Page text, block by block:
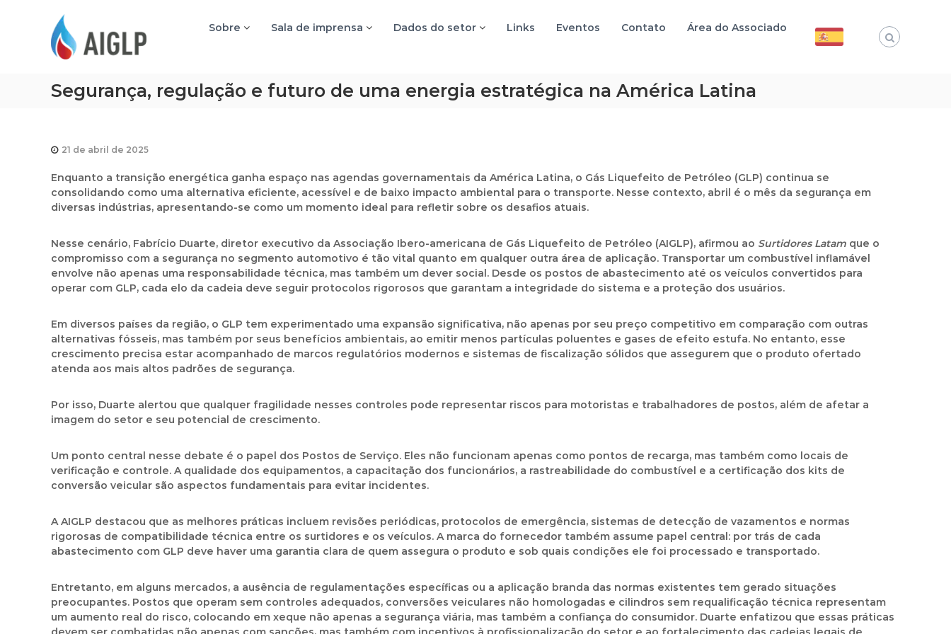
Sobre Sala de imprensa Dados do setor Links Eventos Contato Área do Associado
Segurança, regulação e futuro de uma energia estratégica na América Latina
21 de abril de 2025
Enquanto a transição energética ganha espaço nas agendas governamentais da América Latina, o Gás Liquefeito de Petróleo (GLP) continua se
consolidando como uma alternativa eficiente, acessível e de baixo impacto ambiental para o transporte. Nesse contexto, abril é o mês da segurança em
diversas indústrias, apresentando-se como um momento ideal para refletir sobre os desafios atuais.
Nesse cenário, Fabrício Duarte, diretor executivo da Associação Ibero-americana de Gás Liquefeito de Petróleo (AIGLP), afirmou ao Surtidores Latam que o
compromisso com a segurança no segmento automotivo é tão vital quanto em qualquer outra área de aplicação. Transportar um combustível inflamável
envolve não apenas uma responsabilidade técnica, mas também um dever social. Desde os postos de abastecimento até os veículos convertidos para
operar com GLP, cada elo da cadeia deve seguir protocolos rigorosos que garantam a integridade do sistema e a proteção dos usuários.
Em diversos países da região, o GLP tem experimentado uma expansão significativa, não apenas por seu preço competitivo em comparação com outras
alternativas fósseis, mas também por seus benefícios ambientais, ao emitir menos partículas poluentes e gases de efeito estufa. No entanto, esse
crescimento precisa estar acompanhado de marcos regulatórios modernos e sistemas de fiscalização sólidos que assegurem que o produto ofertado
atenda aos mais altos padrões de segurança.
Por isso, Duarte alertou que qualquer fragilidade nesses controles pode representar riscos para motoristas e trabalhadores de postos, além de afetar a
imagem do setor e seu potencial de crescimento.
Um ponto central nesse debate é o papel dos Postos de Serviço. Eles não funcionam apenas como pontos de recarga, mas também como locais de
verificação e controle. A qualidade dos equipamentos, a capacitação dos funcionários, a rastreabilidade do combustível e a certificação dos kits de
conversão veicular são aspectos fundamentais para evitar incidentes.
A AIGLP destacou que as melhores práticas incluem revisões periódicas, protocolos de emergência, sistemas de detecção de vazamentos e normas
rigorosas de compatibilidade técnica entre os surtidores e os veículos. A marca do fornecedor também assume papel central: por trás de cada
abastecimento com GLP deve haver uma garantia clara de quem assegura o produto e sob quais condições ele foi processado e transportado.
Entretanto, em alguns mercados, a ausência de regulamentações específicas ou a aplicação branda das normas existentes tem gerado situações
preocupantes. Postos que operam sem controles adequados, conversões veiculares não homologadas e cilindros sem requalificação técnica representam
um aumento real do risco, colocando em xeque não apenas a segurança viária, mas também a confiança do consumidor. Duarte enfatizou que essas práticas